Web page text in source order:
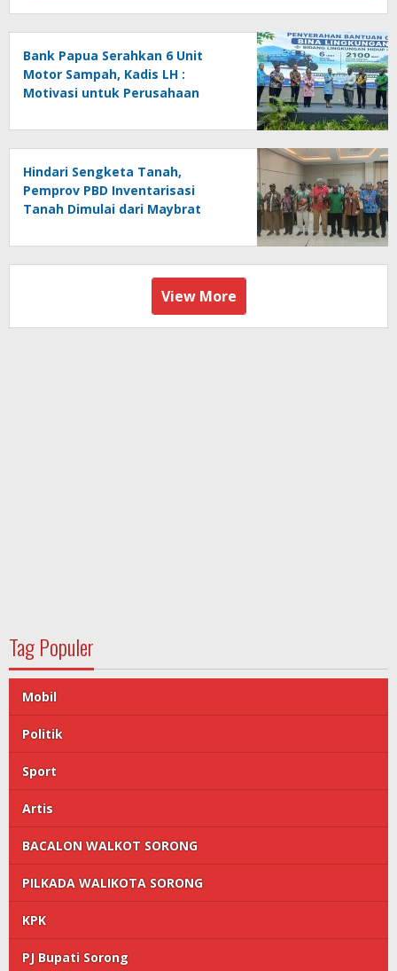
Bank Papua Serahkan 6 Unit
Motor Sampah, Kadis LH :
Motivasi untuk Perusahaan
Lingkungan
Hindari Sengketa Tanah,
Pemprov PBD Inventarisasi
Tanah Dimulai dari Maybrat
View More
Tag Populer
Mobil
Politik
Sport
Artis
BACALON WALKOT SORONG
PILKADA WALIKOTA SORONG
KPK
PJ Bupati Sorong